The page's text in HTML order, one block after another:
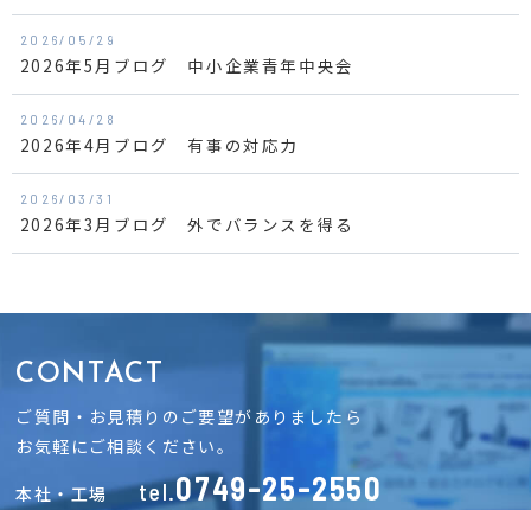
2026/05/29
2026年5月ブログ 中小企業青年中央会
2026/04/28
2026年4月ブログ 有事の対応力
2026/03/31
2026年3月ブログ 外でバランスを得る
CONTACT
ご質問・お見積りのご要望がありましたら
お気軽にご相談ください。
本社・工場
tel.0749-25-2550